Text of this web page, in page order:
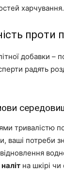
харчування.
проти
добавки –
радять
тривалістю
ваші потреби
на шкірі чи